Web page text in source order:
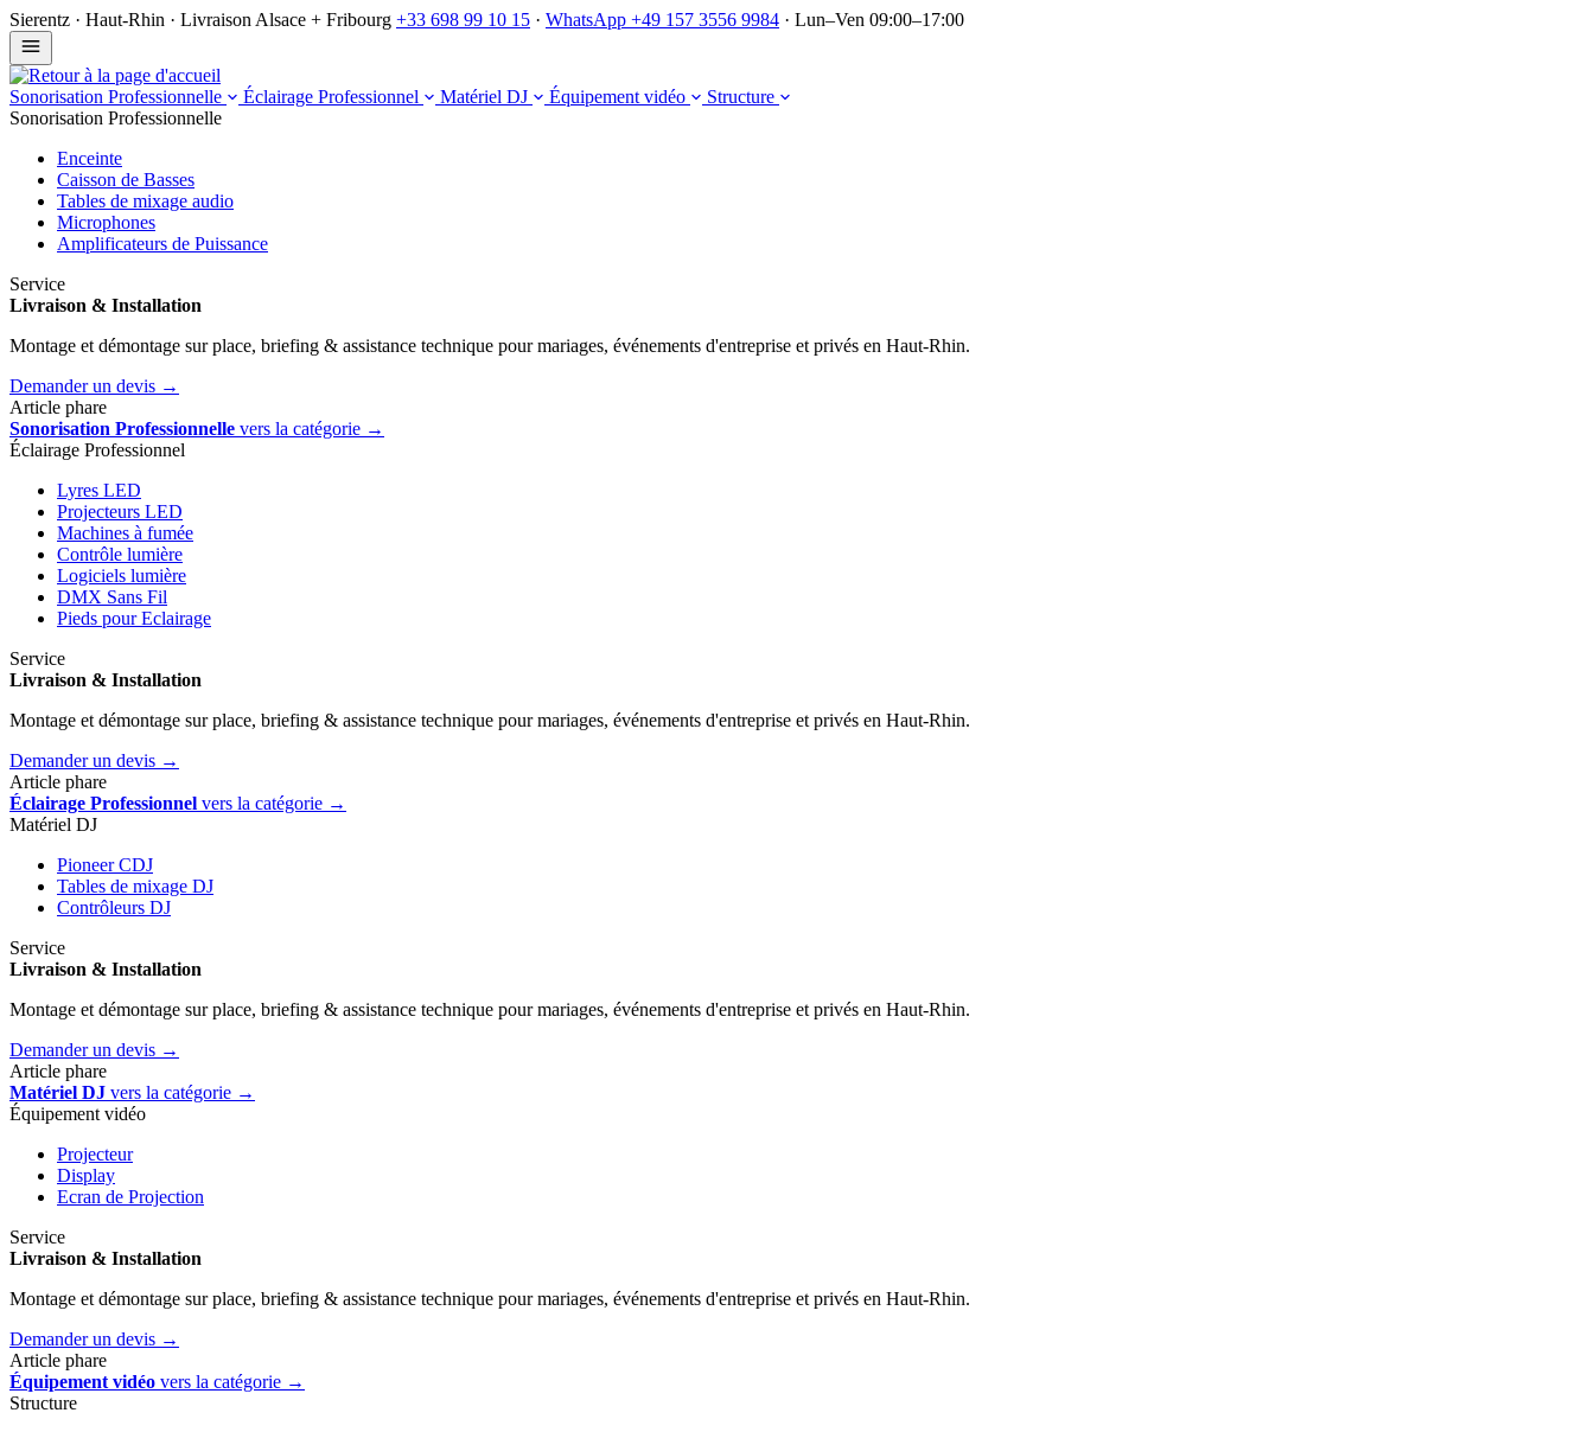
Sierentz · Haut-Rhin · Livraison Alsace + Fribourg +33 698 99 10 15 · WhatsApp +49 157 3556 9984 · Lun–Ven 09:00–17:00
Sonorisation Professionnelle Éclairage Professionnel Matériel DJ Équipement vidéo
Structure
Sonorisation Professionnelle
Enceinte
Caisson de Basses
Tables de mixage audio
Microphones
Am­pli­fi­ca­teurs de Puis­sance
Service
Livraison & Installation
Montage et démontage sur place, briefing & assistance technique pour mariages, événements d'entreprise et privés en Haut-Rhin.
Demander un devis →
Article phare
Sonorisation Professionnelle vers la catégorie →
Éclairage Professionnel
Lyres LED
Projecteurs LED
Machines à fumée
Contrôle lumière
Logiciels lumière
DMX Sans Fil
Pieds pour Eclairage
Service
Livraison & Installation
Montage et démontage sur place, briefing & assistance technique pour mariages, événements d'entreprise et privés en Haut-Rhin.
Demander un devis →
Article phare
Éclairage Professionnel vers la catégorie →
Matériel DJ
Pioneer CDJ
Tables de mixage DJ
Contrôleurs DJ
Service
Livraison & Installation
Montage et démontage sur place, briefing & assistance technique pour mariages, événements d'entreprise et privés en Haut-Rhin.
Demander un devis →
Article phare
Matériel DJ vers la catégorie →
Équipement vidéo
Projecteur
Display
Ecran de Projection
Service
Livraison & Installation
Montage et démontage sur place, briefing & assistance technique pour mariages, événements d'entreprise et privés en Haut-Rhin.
Demander un devis →
Article phare
Équipement vidéo vers la catégorie →
Structure